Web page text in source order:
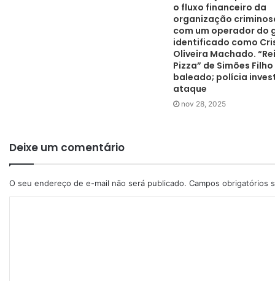
o fluxo financeiro da
organização
com um operador do
identificado como
Oliveira Machado.
Pizza” de Simões Filho
baleado; polícia
ataque
nov 28, 2025
Deixe um comentário
O seu endereço de e-mail não será publicado. Campos obrigatórios